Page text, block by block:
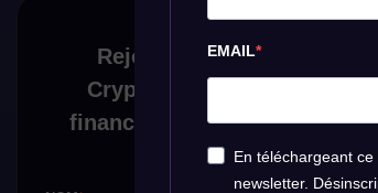
EMAIL
En téléchargeant
newsletter.